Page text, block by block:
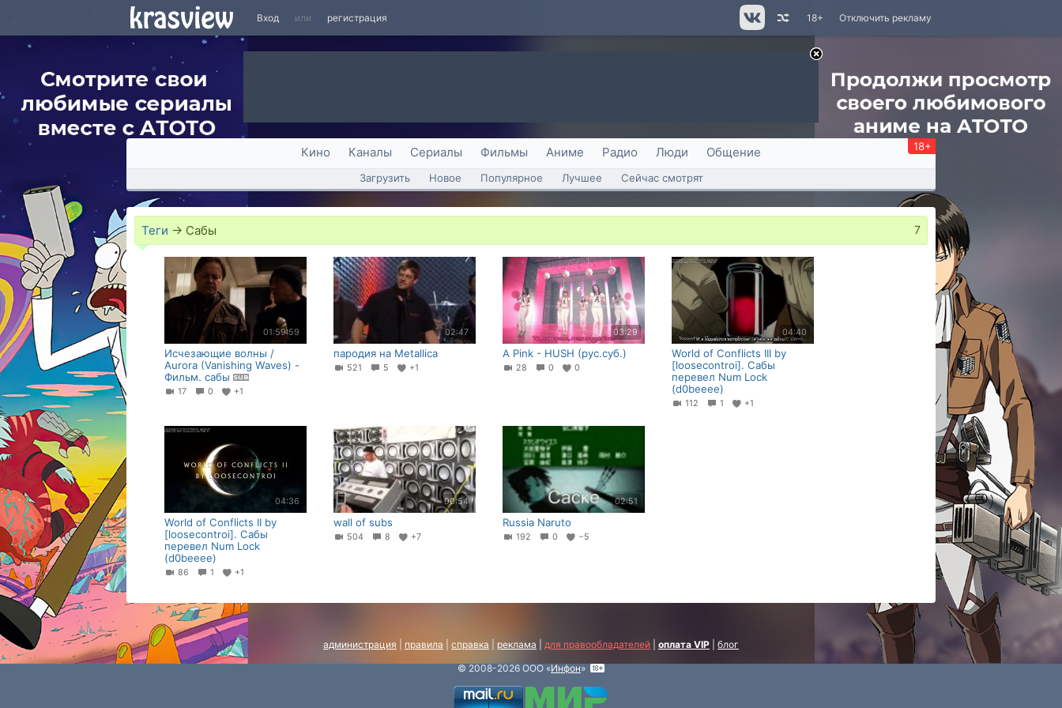
Вход или регистрация Отключить рекламу
18+
Кино Каналы Сериалы Фильмы Аниме Радио Люди Общение 18+
Загрузить Новое Популярное Лучшее Сейчас смотрят
Теги → Сабы 7
01:59:59
Исчезающие волны /
Aurora (Vanishing Waves) -
Фильм. сабы
17 0 +1
02:47
пародия на Metallica
521 5 +1
03:29
A Pink - HUSH (рус.суб.)
28 0 0
04:40
World of Conflicts III by
[loosecontroi]. Сабы
перевел Num Lock
(d0beeee)
112 1 +1
04:36
World of Conflicts II by
[loosecontroi]. Сабы
перевел Num Lock
(d0beeee)
86 1 +1
00:54
wall of subs
504 8 +7
02:51
Russia Naruto
192 0 −5
администрация правила справка реклама для правообладателей оплата VIP
блог
© 2008-2026 ООО «Инфон»